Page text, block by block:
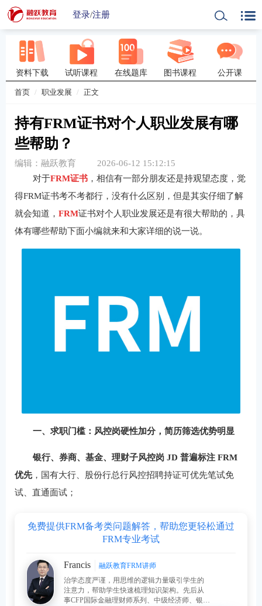
登录/注册
资料下载 试听课程 在线题库 图书课程 公开课
首页 职业发展 正文
持有FRM证书对个人职业发展有哪
些帮助？
编辑：融跃教育
2026-06-12 15:12:15
对于FRM证书，相信有一部分朋友还是持观望态度，觉
得FRM证书考不考都行，没有什么区别，但是其实仔细了解
就会知道， FRM证书对个人职业发展还是有很大帮助的，具
体有哪些帮助下面小编就来和大家详细的说一说。
一、求职门槛：风控岗硬性加分，简历筛选优势明显
银行、券商、基金、理财子风控岗 JD 普遍标注 FRM
优先，国有大行、股份行总行风控招聘持证可优先笔试免
试、直通面试；
免费提供FRM备考类问题解答，帮助您更轻松通过
FRM专业考试
Francis
融跃教育FRM讲师
治学态度严谨，用思维的逻辑力量吸引学生的
注意力，帮助学生快速梳理知识架构。先后从
事CFP国际金融理财师系列、中级经济师、银行